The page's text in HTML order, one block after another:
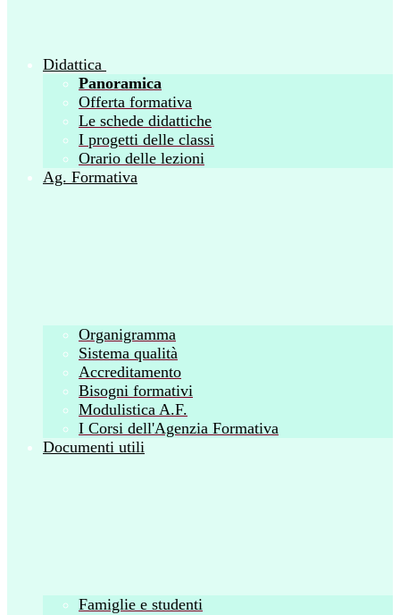
Didattica
Panoramica
Offerta formativa
Le schede didattiche
I progetti delle classi
Orario delle lezioni
Ag. Formativa
Organigramma
Sistema qualità
Accreditamento
Bisogni formativi
Modulistica A.F.
I Corsi dell'Agenzia Formativa
Documenti utili
Famiglie e studenti